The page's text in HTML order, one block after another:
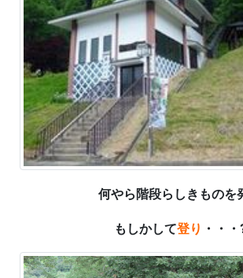
何やら階段らしきものを
もしかして登り ・・・